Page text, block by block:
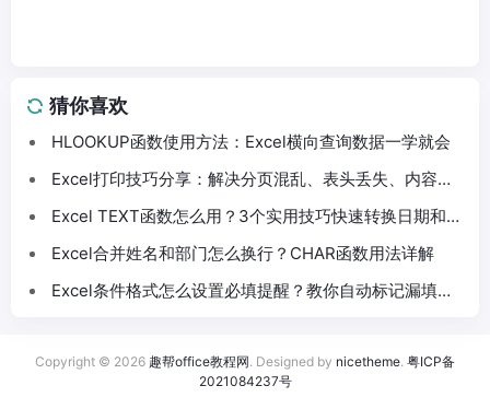
猜你喜欢
HLOOKUP函数使用方法：Excel横向查询数据一学就会
Excel打印技巧分享：解决分页混乱、表头丢失、内容截
Excel TEXT函数怎么用？3个实用技巧快速转换日期和数
Excel合并姓名和部门怎么换行？CHAR函数用法详解
Excel条件格式怎么设置必填提醒？教你自动标记漏填数
Copyright © 2026 趣帮office教程网. Designed by nicetheme. 粤ICP备
2021084237号